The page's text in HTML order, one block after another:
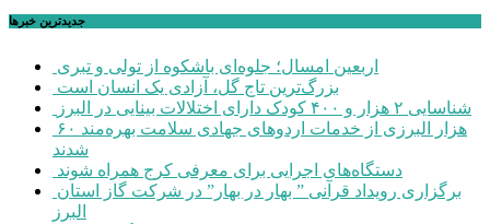
جديدترين خبرها
اربعین امسال؛ جلوه‌ای باشکوه از تولی و تبری
بزرگ‌ترین تاج گل، آزادی یک انسان است
شناسایی ۲ هزار و ۴۰۰ کودک دارای اختلالات بینایی در البرز
۶۰ هزار البرزی از خدمات اردوهای جهادی سلامت بهره‌مند
شدند
دستگاه‌های اجرایی برای معرفی کرج همراه شوند
البرز